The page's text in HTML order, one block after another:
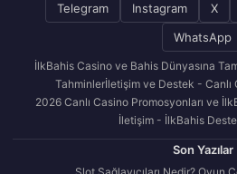
Telegram Instagram X
WhatsApp
İlkBahis Casino ve Bahis Dünyasına
Tahminlerİletişim ve Destek - Canlı
2026 Canlı Casino Promosyonları ve
İletişim - İlkBahis
Son Yazılar